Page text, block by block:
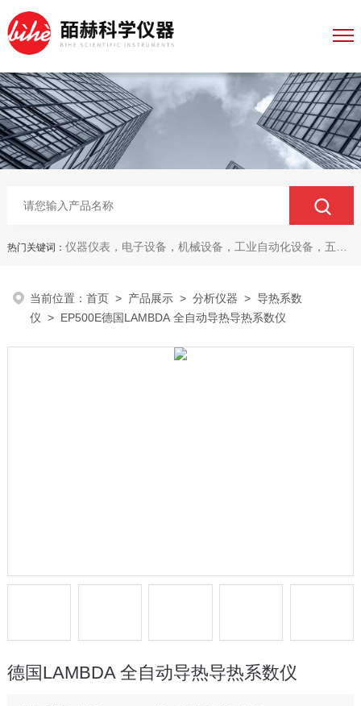
热门关键词： 仪器仪表，电子设备，机械设备，工业自动化设备，五金产品，电线电缆，金属材料，电子
当前位置：首页 > 产品展示 >分析仪器 >导热系数
仪 > EP500E德国LAMBDA 全自动导热导热系数仪
德国LAMBDA 全自动导热导热系数仪